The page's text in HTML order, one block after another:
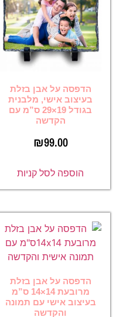
הדפסה על אבן בזלת
בעיצוב אישי, מלבנית
בגודל 19×29 ס”מ עם
הקדשה
₪99.00
הוספה לסל קניות
הדפסה על אבן בזלת
מרובעת 14×14 ס”מ
בעיצוב אישי עם תמונה
והקדשה